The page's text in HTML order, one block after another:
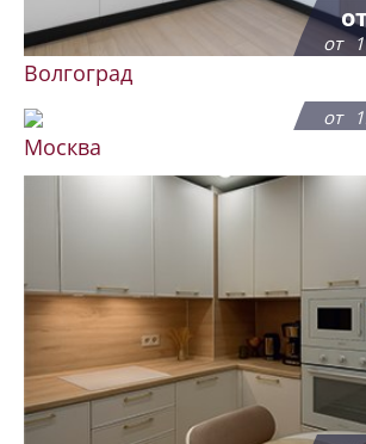
от
Волгоград
от
Москва